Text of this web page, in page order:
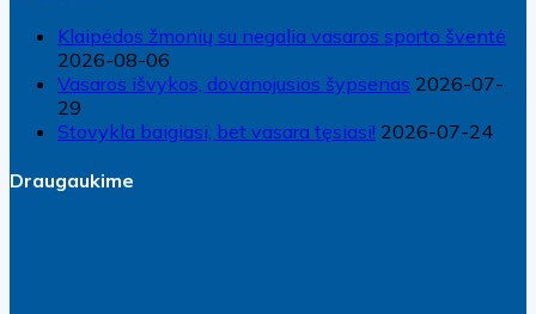
Klaipėdos žmonių su negalia vasaros sporto šventė
2026-08-06
Vasaros išvykos, dovanojusios šypsenas 2026-07-
29
Stovykla baigiasi, bet vasara tęsiasi! 2026-07-24
Draugaukime